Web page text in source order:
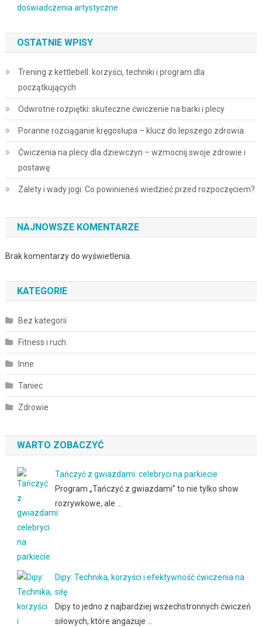
doświadczenia artystyczne
OSTATNIE WPISY
Trening z kettlebell: korzyści, techniki i program dla
początkujących
Odwrotne rozpiętki: skuteczne ćwiczenie na barki i plecy
Poranne rozciąganie kręgosłupa – klucz do lepszego zdrowia
Ćwiczenia na plecy dla dziewczyn – wzmocnij swoje zdrowie i
postawę
Zalety i wady jogi: Co powinieneś wiedzieć przed rozpoczęciem?
NAJNOWSZE KOMENTARZE
Brak komentarzy do wyświetlenia.
KATEGORIE
Bez kategorii
Fitness i ruch
Inne
Taniec
Zdrowie
WARTO ZOBACZYĆ
Tańczyć z gwiazdami: celebryci na parkiecie
Program „Tańczyć z gwiazdami” to nie tylko show
rozrywkowe, ale …
Dipy: Technika, korzyści i efektywność ćwiczenia na
siłę
Dipy to jedno z najbardziej wszechstronnych ćwiczeń
siłowych, które angażuje …